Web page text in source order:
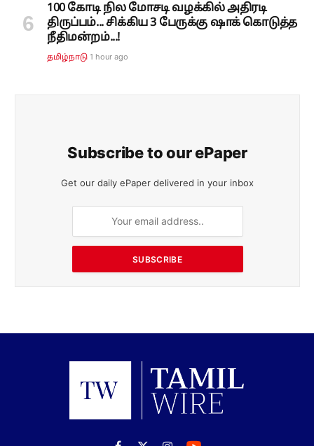
100 கோடி நில மோசடி வழக்கில் அதிரடி
திருப்பம்... சிக்கிய 3 பேருக்கு ஷாக் கொடுத்த
நீதிமன்றம்...!
தமிழ்நாடு 1 hour ago
Subscribe to our ePaper
Get our daily ePaper delivered in your inbox
SUBSCRIBE